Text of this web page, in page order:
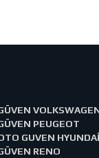
PEUGEOT
GUVEN HYUNDAİ
RENO